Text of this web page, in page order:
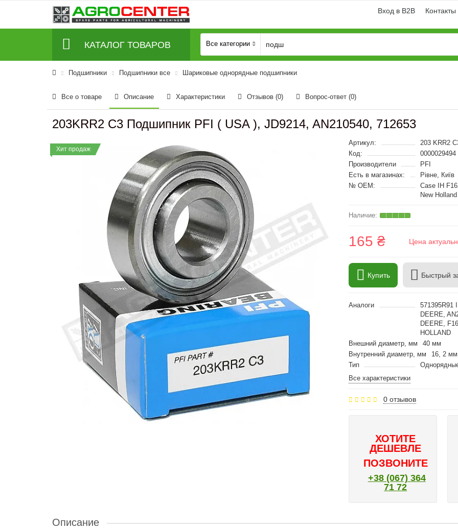
Вход в B2B Контакты
КАТАЛОГ ТОВАРОВ Все категории
Подшипники Подшипники все Шариковые однорядные подшипники
Все о товаре Описание Характеристики Отзывов (0) Вопрос-ответ (0)
203KRR2 C3 Подшипник PFI ( USA ), JD9214, AN210540, 712653
Хит продаж
Артикул:
203 KRR2
Код:
0000029494
Производители
PFI
Есть в магазинах:
Рівне, Київ
№ OEM:
Case IH
New
165 ₴ Цена
Купить Быстрый
Аналоги
571395R91
DEERE,
DEERE,
HOLLAND
Внешний диаметр, мм
40 мм
Внутренний диаметр, мм
16, 2 мм
Тип
Все характеристики
0 отзывов
ХОТИТЕ
ДЕШЕВЛЕ
ПОЗВОНИТЕ
+38 (067) 364
71 72
Описание